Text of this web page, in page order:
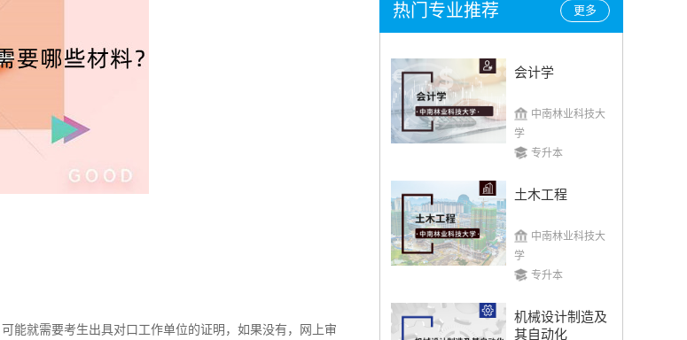
能就需要考生出具对口工作单位的证明，如果没有，网上审
更多
热门专业推荐
会计学
中南林业科技大
学
专升本
土木工程
中南林业科技大
学
专升本
机械设计制造及
其自动化